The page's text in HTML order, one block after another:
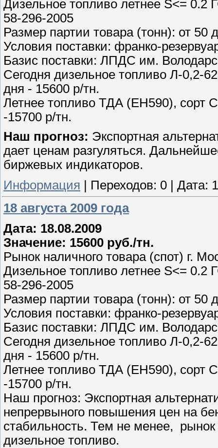
Дизельное топливо летнее S<=
58-296-2005
Размер партии товара (тонн): от 50
Условия поставки: франко-
Базис поставки: ЛПДС им.
Сегодня дизельное топливо Л-0,2-
дня - 15600 р/тн.
Летнее топливо ТДА (ЕН590), сорт
-15700 р/тн.
Наш прогноз: Экспортная
дает ценам разгуляться.
биржевых индикаторов.
Информация | Переходов: 0 | Дата:
18 августа 2009 года
Дата: 18.08.2009
Значение: 15600 руб./тн.
Рынок наличного товара (спот) г.
Дизельное топливо летнее S<=
58-296-2005
Размер партии товара (тонн): от 50
Условия поставки: франко-
Базис поставки: ЛПДС им.
Сегодня дизельное топливо Л-0,2-
дня - 15600 р/тн.
Летнее топливо ТДА (ЕН590), сорт
-15700 р/тн.
Наш прогноз: Экспортная
непрервыного повышения цен на
стабильность. Тем не менее,
дизельное топливо.